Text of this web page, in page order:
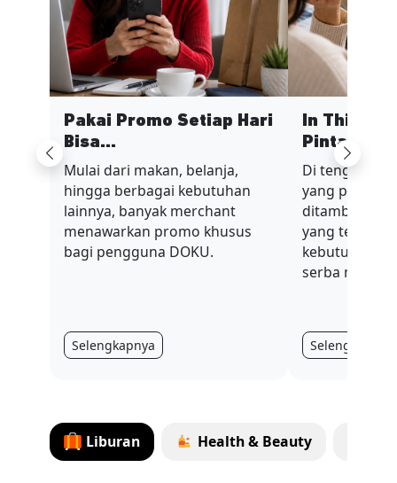
Previous
Pakai Promo Setiap Hari
Bisa...
Mulai dari makan, belanja,
hingga berbagai kebutuhan
lainnya, banyak merchant
menawarkan promo khusus
bagi pengguna DOKU.
Selengkapnya
In This
Pinta...
Di tengah
yang penuh
ditambah
yang terus
kebutuhan
serba mahal.
Selengkapnya
Next
Liburan Health & Beauty